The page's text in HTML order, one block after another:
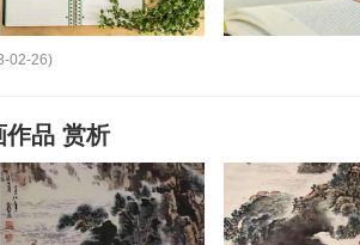
02-26)
作品 赏析